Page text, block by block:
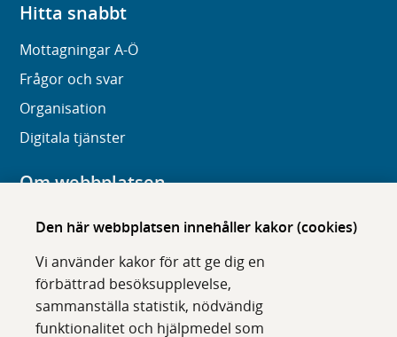
Den här webbplatsen innehåller kakor (cookies)
Vi använder kakor för att ge dig en
förbättrad besöksupplevelse,
sammanställa statistik, nödvändig
funktionalitet och hjälpmedel som
Hitta snabbt
Mottagningar A-Ö
Frågor och svar
Organisation
Digitala tjänster
Om webbplatsen
Om karolinska.se
Tillgänglighet
Om cookies